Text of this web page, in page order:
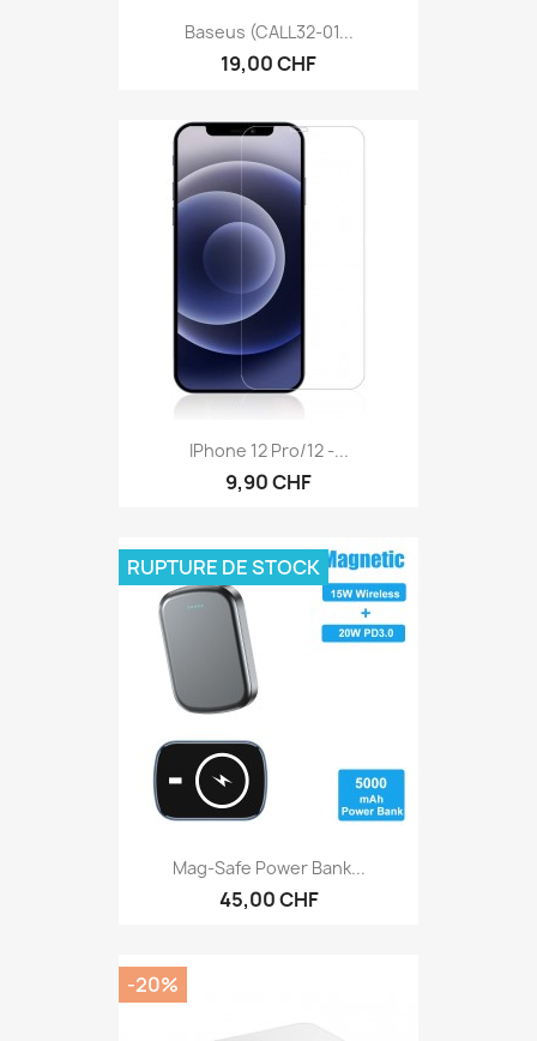
Baseus (CALL32-01...
19,00 CHF
IPhone 12 Pro/12 -...
9,90 CHF
Mag-Safe Power Bank...
45,00 CHF
RUPTURE DE STOCK
-20%